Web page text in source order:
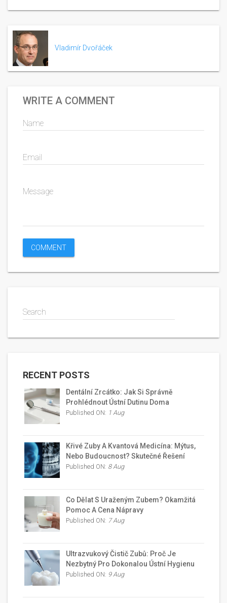
Vladimír Dvořáček
WRITE A COMMENT
Name
Email
Message
Search
RECENT POSTS
Dentální Zrcátko: Jak Si Správně
Prohlédnout Ústní Dutinu Doma
Published ON: 1 Aug
Křivé Zuby A Kvantová Medicína: Mýtus,
Nebo Budoucnost? Skutečné Řešení
Published ON: 8 Aug
Co Dělat S Uraženým Zubem? Okamžitá
Pomoc A Cena Nápravy
Published ON: 7 Aug
Ultrazvukový Čistič Zubů: Proč Je
Nezbytný Pro Dokonalou Ústní Hygienu
Published ON: 9 Aug